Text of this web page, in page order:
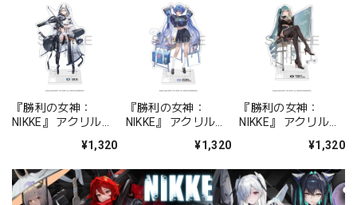
『勝利の女神：
NIKKE』 アクリルス
¥1,320
『勝利の女神：
NIKKE』 アクリルス
ォーチュンメイト
¥1,320
『勝利の女神：
NIKKE』 アクリルス
シャープレッスン
¥1,320